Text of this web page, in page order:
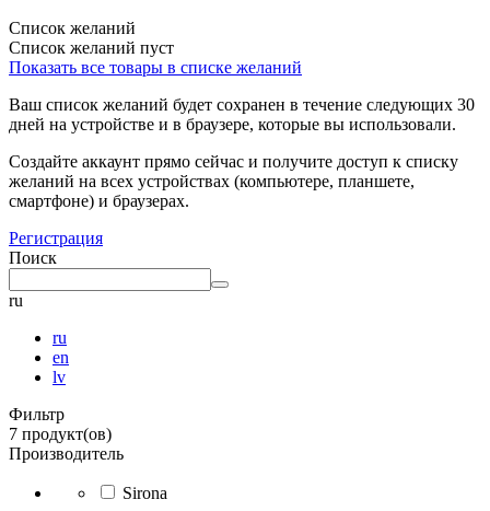
Список желаний
Список желаний пуст
Показать все товары в списке желаний
Ваш список желаний будет сохранен в течение следующих 30
дней на устройстве и в браузере, которые вы использовали.
Создайте аккаунт прямо сейчас и получите доступ к списку
желаний на всех устройствах (компьютере, планшете,
смартфоне) и браузерах.
Регистрация
Поиск
ru
ru
en
lv
Фильтр
7 продукт(ов)
Производитель
Sirona